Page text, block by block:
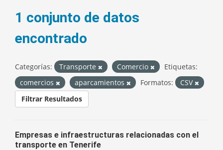
1 conjunto de datos
encontrado
Categorías: Transporte Comercio
Etiquetas:
comercios
aparcamientos Formatos:
CSV
Filtrar Resultados
Empresas e infraestructuras relacionadas con el
transporte en Tenerife